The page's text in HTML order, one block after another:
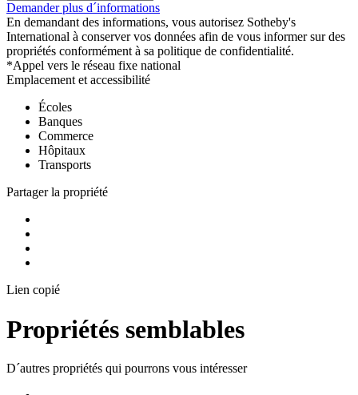
Demander plus d´informations
En demandant des informations, vous autorisez Sotheby's
International à conserver vos données afin de vous informer sur des
propriétés conformément à sa politique de confidentialité.
*Appel vers le réseau fixe national
Emplacement et accessibilité
Écoles
Banques
Commerce
Hôpitaux
Transports
Partager la propriété
Lien copié
Propriétés semblables
D´autres propriétés qui pourrons vous intéresser